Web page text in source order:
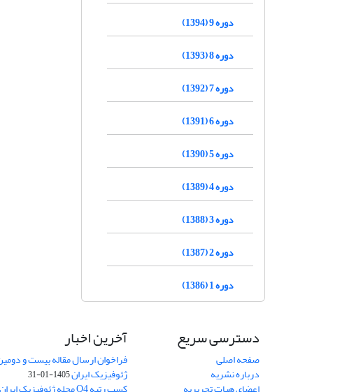
دوره 9 (1394)
دوره 8 (1393)
دوره 7 (1392)
دوره 6 (1391)
دوره 5 (1390)
دوره 4 (1389)
دوره 3 (1388)
دوره 2 (1387)
دوره 1 (1386)
دسترسی سریع
صفحه اصلی
درباره نشریه
آخرین اخبار
فراخوان ارسال مقاله بیست و
ژئوفیزیک ایران1405-01-31